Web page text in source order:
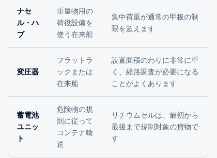
ナセ
ル・ハ
ブ
重量物用の
荷役設備を
使う在来船
集中荷重が通常の甲板の制
限を超えます
変圧器
フラットラ
ックまたは
在来船
設置面積のわりに非常に重
く、経路調査が必要になる
ことがよくあります
蓄電池
ユニッ
ト
危険物の規
則に従って
コンテナ輸
送
リチウムセルは、最初から
最後まで規制対象の貨物で
す